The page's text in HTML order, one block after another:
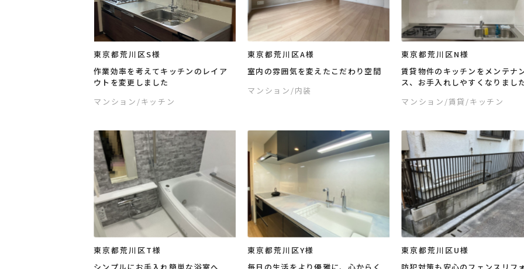
東京都荒川区S様
作業効率を考えてキッチンのレイア
ウトを変更しました
マンション /キッチン
東京都荒川区A様
室内の雰囲気を変えたこだわり空間
マンション /内装
東京都荒川区N様
賃貸物件のキッチンをメンテナ
ス、お手入れしやすくなりまし
マンション /賃貸/キッチン
東京都荒川区T様
シンプルにお手入れ簡単な浴室へ
東京都荒川区Y様
毎日の生活をより優雅に、心からく
東京都荒川区U様
防犯対策も安心のフェンスリフ